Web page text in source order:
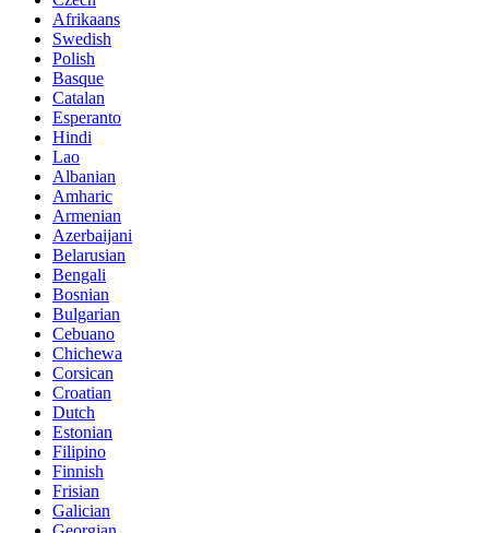
Afrikaans
Swedish
Polish
Basque
Catalan
Esperanto
Hindi
Lao
Albanian
Amharic
Armenian
Azerbaijani
Belarusian
Bengali
Bosnian
Bulgarian
Cebuano
Chichewa
Corsican
Croatian
Dutch
Estonian
Filipino
Finnish
Frisian
Galician